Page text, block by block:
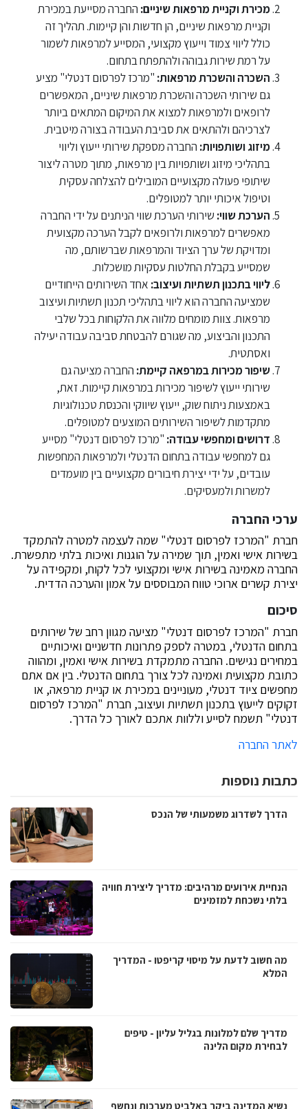
מכירת וקניית מרפאות שיניים:החברה מסייעת במכירת
וקניית מרפאות שיניים, הן חדשות והן קיימות. תהליך זה
כולל ליווי צמוד וייעוץ מקצועי, המסייע למרפאות לשמור
על רמת שירות גבוהה ולהתפתח בתחום.
השכרה והשכרת מרפאות:"מרכז לפרסום דנטלי" מציע
גם שירותי השכרה והשכרת מרפאות שיניים, המאפשרים
לרופאים ולמרפאות למצוא את המיקום המתאים ביותר
לצרכיהם ולהתאים את סביבת העבודה בצורה מיטבית.
מיזוג ושותפויות:החברה מספקת שירותי ייעוץ וליווי
בתהליכי מיזוג ושותפויות בין מרפאות, מתוך מטרה ליצור
שיתופי פעולה מקצועיים המובילים להצלחה עסקית
וטיפול איכותי יותר למטופלים.
הערכת שווי:שירותי הערכת שווי הניתנים על ידי החברה
מאפשרים למרפאות ולרופאים לקבל הערכה מקצועית
ומדויקת של ערך הציוד והמרפאות שברשותם, מה
שמסייע בקבלת החלטות עסקיות מושכלות.
ליווי בתכנון תשתיות ועיצוב:אחד השירותים הייחודיים
שמציעה החברה הוא ליווי בתהליכי תכנון תשתיות ועיצוב
מרפאות. צוות מומחים מלווה את הלקוחות בכל שלבי
התכנון והביצוע, מה שגורם להבטחת סביבה עבודה יעילה
ואסתטית.
שיפור מכירות במרפאה קיימת:החברה מציעה גם
שירותי ייעוץ לשיפור מכירות במרפאות קיימות. זאת,
באמצעות ניתוח שוק, ייעוץ שיווקי והכנסת טכנולוגיות
מתקדמות לשיפור השירותים המוצעים למטופלים.
דרושים ומחפשי עבודה:"מרכז לפרסום דנטלי" מסייע
גם למחפשי עבודה בתחום הדנטלי ולמרפאות המחפשות
עובדים, על ידי יצירת חיבורים מקצועיים בין מועמדים
למשרות ולמעסיקים.
ערכי החברה
חברת "המרכז לפרסום דנטלי" שמה לעצמה למטרה להתמקד
בשירות אישי ואמין, תוך שמירה על הוגנות ואיכות בלתי מתפשרת.
החברה מאמינה בשירות אישי ומקצועי לכל לקוח, ומקפידה על
יצירת קשרים ארוכי טווח המבוססים על אמון והערכה הדדית.
סיכום
חברת "המרכז לפרסום דנטלי" מציעה מגוון רחב של שירותים
בתחום הדנטלי, במטרה לספק פתרונות חדשניים ואיכותיים
במחירים נגישים. החברה מתמקדת בשירות אישי ואמין, ומהווה
כתובת מקצועית ואמינה לכל צורך בתחום הדנטלי. בין אם אתם
מחפשים ציוד דנטלי, מעוניינים במכירת או קניית מרפאה, או
זקוקים לייעוץ בתכנון תשתיות ועיצוב, חברת "המרכז לפרסום
דנטלי" תשמח לסייע וללוות אתכם לאורך כל הדרך.
לאתר החברה
כתבות נוספות
הדרך לשדרוג משמעותי של הנכס
הנחיית אירועים מרהיבים: מדריך ליצירת חוויה
בלתי נשכחת למזמינים
מה חשוב לדעת על מיסוי קריפטו - המדריך
המלא
מדריך שלם למלונות בגליל עליון - טיפים
לבחירת מקום הלינה
נשיא המדינה ביקר באלביט מערכות ונחשף